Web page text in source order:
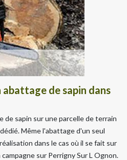
de sapin dans
de sapin sur une parcelle de terrain
Même l'abattage d'un seul
dans le cas où il se fait sur
campagne sur Perrigny Sur L Ognon.